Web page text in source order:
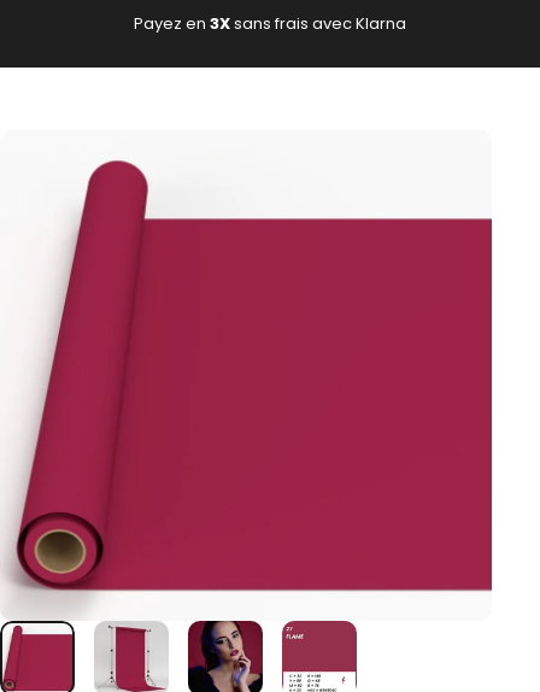
Passer au contenuPayez en 3Xsans frais avec Klarna